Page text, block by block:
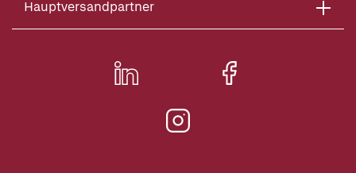
Hauptversandpartner